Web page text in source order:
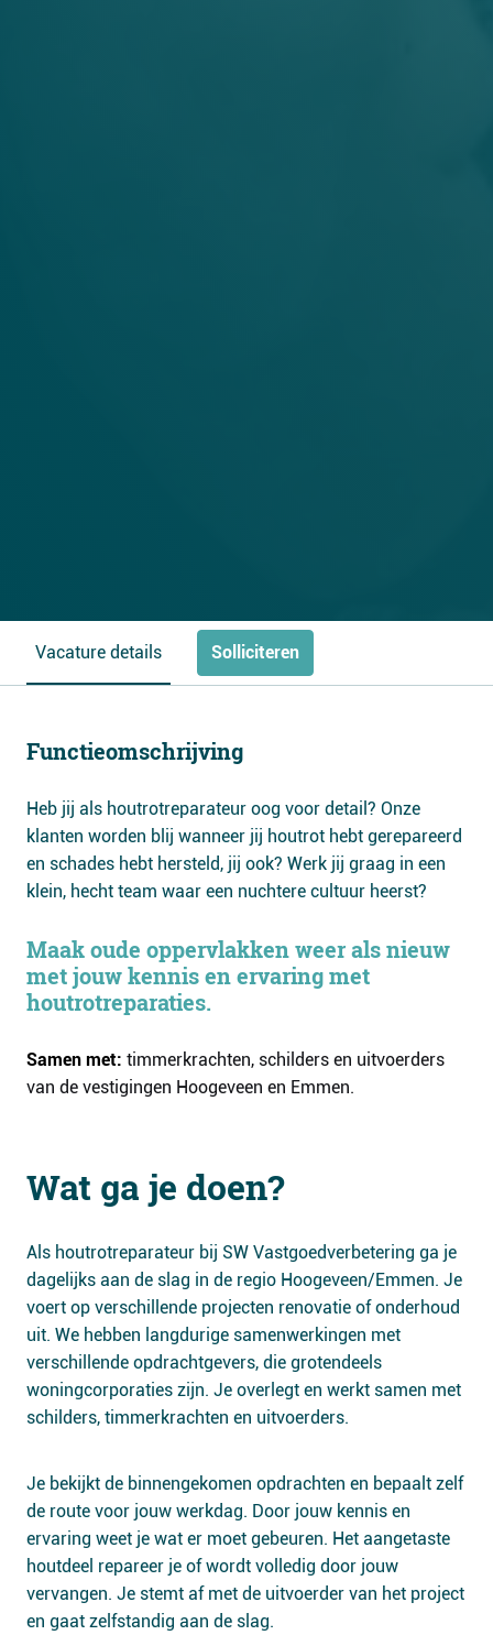
Vacature details Solliciteren
Functieomschrijving
Heb jij als houtrotreparateur oog voor detail? Onze
klanten worden blij wanneer jij houtrot hebt gerepareerd
en schades hebt hersteld, jij ook? Werk jij graag in een
klein, hecht team waar een nuchtere cultuur heerst?
Maak oude oppervlakken weer als nieuw
met jouw kennis en ervaring met
houtrotreparaties.
Samen met: timmerkrachten, schilders en uitvoerders
van de vestigingen Hoogeveen en Emmen.
Wat ga je doen?
Als houtrotreparateur bij SW Vastgoedverbetering ga je
dagelijks aan de slag in de regio Hoogeveen/Emmen. Je
voert op verschillende projecten renovatie of onderhoud
uit. We hebben langdurige samenwerkingen met
verschillende opdrachtgevers, die grotendeels
woningcorporaties zijn. Je overlegt en werkt samen met
schilders, timmerkrachten en uitvoerders.
Je bekijkt de binnengekomen opdrachten en bepaalt zelf
de route voor jouw werkdag. Door jouw kennis en
ervaring weet je wat er moet gebeuren. Het aangetaste
houtdeel repareer je of wordt volledig door jouw
vervangen. Je stemt af met de uitvoerder van het project
en gaat zelfstandig aan de slag.